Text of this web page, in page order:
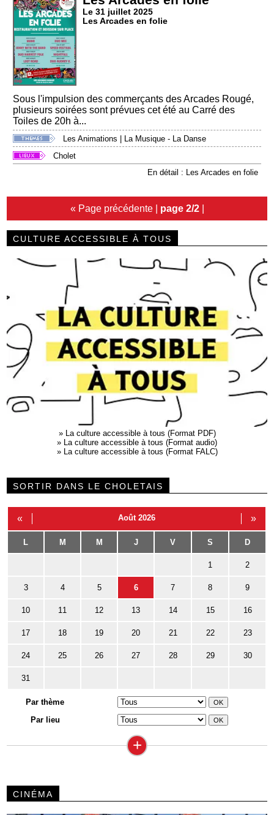
Le 31 juillet 2025
Les Arcades en folie
Sous l'impulsion des commerçants des Arcades Rougé,
plusieurs soirées sont prévues cet été au Carré des
Toiles de 20h à...
Les Animations
La Musique - La Danse
Cholet
En détail : Les Arcades en folie
« Page précédente| page 2/2|
CULTURE ACCESSIBLE À TOUS
» La culture accessible à tous (Format PDF)
» La culture accessible à tous (Format audio)
» La culture accessible à tous (Format FALC)
SORTIR DANS LE CHOLETAIS
« Août 2026 »
L M M J V S D
1 2
3 4 5 6 7 8 9
10 11 12 13 14 15 16
17 18 19 20 21 22 23
24 25 26 27 28 29 30
31
Par thème
Par lieu
+
CINÉMA